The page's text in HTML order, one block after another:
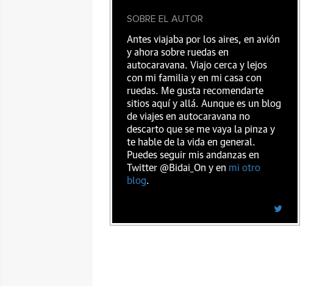
SOBRE EL AUTOR
Antes viajaba por los aires, en avión
y ahora sobre ruedas en
autocaravana. Viajo cerca y lejos
con mi familia y en mi casa con
ruedas. Me gusta recomendarte
sitios aquí y allá. Aunque es un blog
de viajes en autocaravana no
descarto que se me vaya la pinza y
te hable de la vida en general.
Puedes seguir mis andanzas en
Twitter @Bidai_On y en mi otro
blog.